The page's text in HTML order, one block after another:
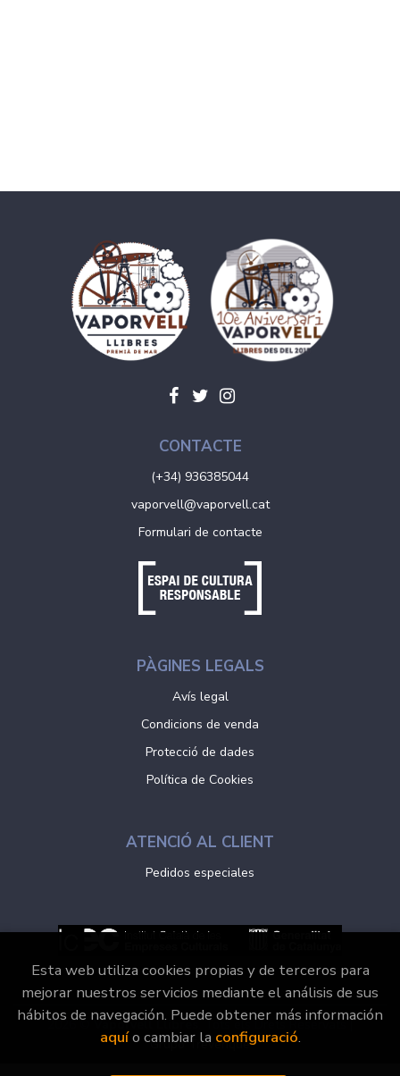
CONTACTE
(+34) 936385044
vaporvell@vaporvell.cat
Formulari de contacte
PÀGINES LEGALS
Avís legal
Condicions de venda
Protecció de dades
Política de Cookies
ATENCIÓ AL CLIENT
Pedidos especiales
2026 © Vaporvell Llibres. Tots els Drets Reservats |
Grupo Trevenque
Esta web utiliza cookies propias y de terceros para
mejorar nuestros servicios mediante el análisis de sus
hábitos de navegación. Puede obtener más información
aquío cambiar la configuració.